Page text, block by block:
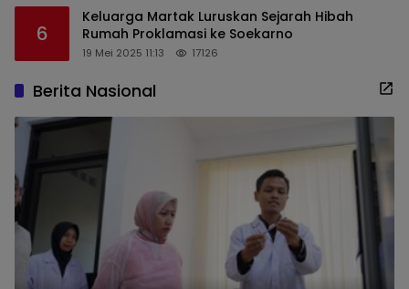
6
Keluarga Martak Luruskan Sejarah Hibah
Rumah Proklamasi ke Soekarno
19 Mei 2025 11:13 17126
Berita Nasional